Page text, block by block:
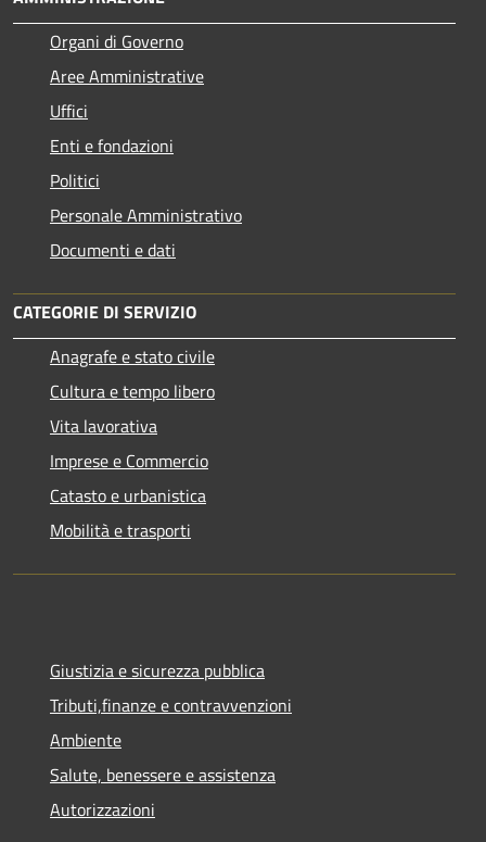
Organi di Governo
Aree Amministrative
Uffici
Enti e fondazioni
Politici
Personale Amministrativo
Documenti e dati
CATEGORIE DI SERVIZIO
Anagrafe e stato civile
Cultura e tempo libero
Vita lavorativa
Imprese e Commercio
Catasto e urbanistica
Mobilità e trasporti
Giustizia e sicurezza pubblica
Tributi,finanze e contravvenzioni
Ambiente
Salute, benessere e assistenza
Autorizzazioni